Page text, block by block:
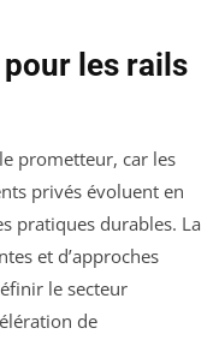
pour les rails
prometteur, car les
privés évoluent en
pratiques durables. La
et d’approches
le secteur
de